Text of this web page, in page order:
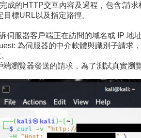
成的HTTP交互內容及過程，包含:請
標URL以及指定路徑。
伺服器客戶端正在訪問的域名或 IP 地址
為伺服器的中介軟體與識別子請
瀏覽器發送的請求，為了測試真實瀏